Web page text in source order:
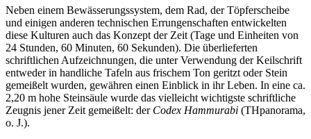
Neben einem Bewässerungssystem, dem Rad, der Töpferscheibe
und einigen anderen technischen Errungenschaften entwickelten
diese Kulturen auch das Konzept der Zeit (Tage und Einheiten von
24 Stunden, 60 Minuten, 60 Sekunden). Die überlieferten
schriftlichen Aufzeichnungen, die unter Verwendung der Keilschrift
entweder in handliche Tafeln aus frischem Ton geritzt oder Stein
gemeißelt wurden, gewähren einen Einblick in ihr Leben. In eine ca.
2,20 m hohe Steinsäule wurde das vielleicht wichtigste schriftliche
Zeugnis jener Zeit gemeißelt: der Codex Hammurabi (THpanorama,
o. J.).